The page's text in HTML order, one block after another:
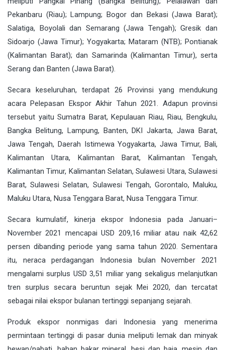
Pekanbaru (Riau); Lampung; Bogor dan Bekasi (Jawa Barat);
Salatiga, Boyolali dan Semarang (Jawa Tengah); Gresik dan
Sidoarjo (Jawa Timur); Yogyakarta; Mataram (NTB); Pontianak
(Kalimantan Barat); dan Samarinda (Kalimantan Timur), serta
Serang dan Banten (Jawa Barat).
Secara keseluruhan, terdapat 26 Provinsi yang mendukung
acara Pelepasan Ekspor Akhir Tahun 2021. Adapun provinsi
tersebut yaitu Sumatra Barat, Kepulauan Riau, Riau, Bengkulu,
Bangka Belitung, Lampung, Banten, DKI Jakarta, Jawa Barat,
Jawa Tengah, Daerah Istimewa Yogyakarta, Jawa Timur, Bali,
Kalimantan Utara, Kalimantan Barat, Kalimantan Tengah,
Kalimantan Timur, Kalimantan Selatan, Sulawesi Utara, Sulawesi
Barat, Sulawesi Selatan, Sulawesi Tengah, Gorontalo, Maluku,
Maluku Utara, Nusa Tenggara Barat, Nusa Tenggara Timur.
Secara kumulatif, kinerja ekspor Indonesia pada Januari–
November 2021 mencapai USD 209,16 miliar atau naik 42,62
persen dibanding periode yang sama tahun 2020. Sementara
itu, neraca perdagangan Indonesia bulan November 2021
mengalami surplus USD 3,51 miliar yang sekaligus melanjutkan
tren surplus secara beruntun sejak Mei 2020, dan tercatat
sebagai nilai ekspor bulanan tertinggi sepanjang sejarah.
Produk ekspor nonmigas dari Indonesia yang menerima
permintaan tertinggi di pasar dunia meliputi lemak dan minyak